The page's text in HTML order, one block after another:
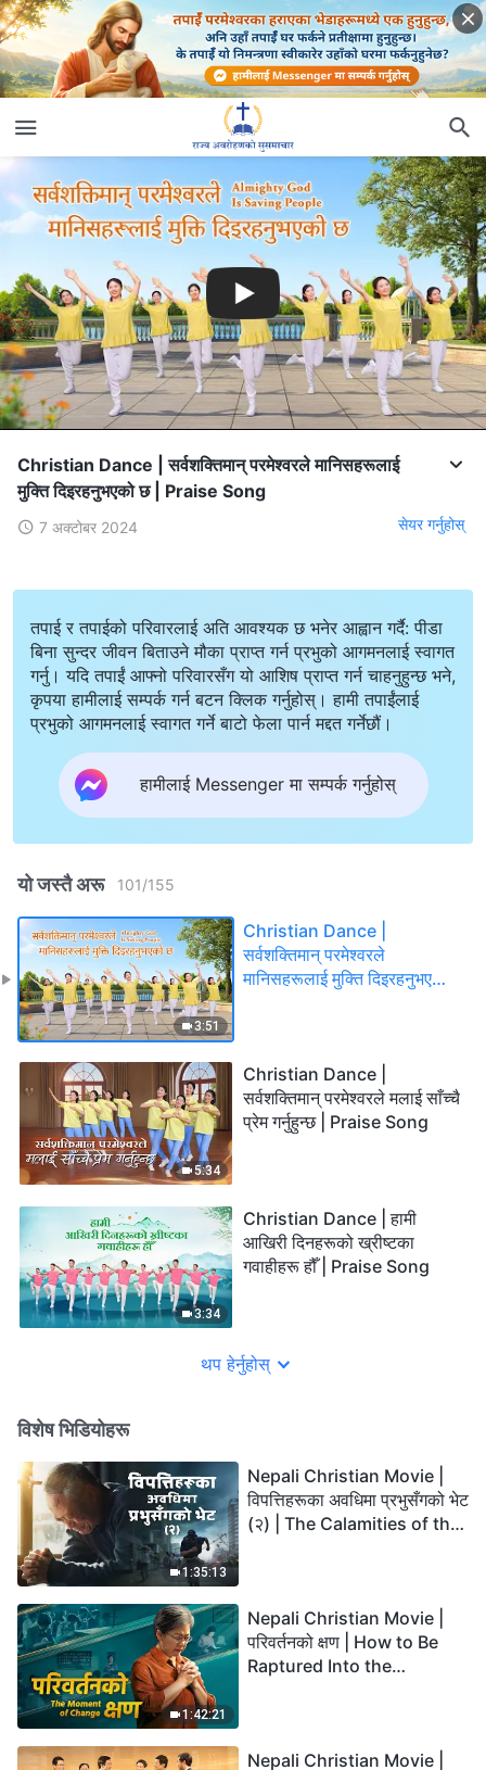
Christian Dance | सर्वशक्तिमान् परमेश्‍वरले मानिसहरूलाई
मुक्ति दिइरहनुभएको छ | Praise Song
7 अक्टोबर 2024 सेयर गर्नुहोस्
तपाई र तपाईको परिवारलाई अति आवश्यक छ भनेर आह्वान गर्दै: पीडा
बिना सुन्दर जीवन बिताउने मौका प्राप्त गर्न प्रभुको आगमनलाई स्वागत
गर्नु। यदि तपाईं आफ्नो परिवारसँग यो आशिष प्राप्त गर्न चाहनुहुन्छ भने,
कृपया हामीलाई सम्पर्क गर्न बटन क्लिक गर्नुहोस्। हामी तपाईंलाई
प्रभुको आगमनलाई स्वागत गर्ने बाटो फेला पार्न मद्दत गर्नेछौं।
हामीलाई Messenger मा सम्पर्क गर्नुहोस्
यो जस्तै अरू 101/155
3:51
Christian Dance |
सर्वशक्तिमान् परमेश्‍वरले
मानिसहरूलाई मुक्ति दिइरहनुभएको
5:34
Christian Dance |
सर्वशक्तिमान् परमेश्‍वरले मलाई साँच्चै
प्रेम गर्नुहुन्छ | Praise Song
3:34
Christian Dance | हामी
आखिरी दिनहरूको ख्रीष्टका
गवाहीहरू हौँ | Praise Song
थप हेर्नुहोस्
विशेष भिडियोहरू
1:35:13
Nepali Christian Movie |
विपत्तिहरूका अवधिमा प्रभुसँगको भेट
(२) | The Calamities of the
1:42:21
Nepali Christian Movie |
परिवर्तनको क्षण | How to Be
Raptured Into the
Nepali Christian Movie |